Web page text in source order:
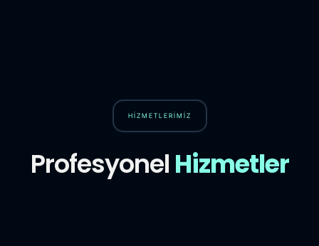
HİZMETLERİMİZ
Profesyonel Hizmetler